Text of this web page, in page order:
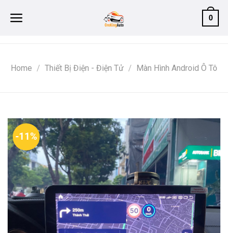
0
Home / Thiết Bị Điện - Điện Tử / Màn Hình Android Ô Tô
-11%